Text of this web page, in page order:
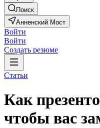
Поиск
Анненский Мост
Войти
Войти
Создать резюме
Статьи
Как
чтобы вас